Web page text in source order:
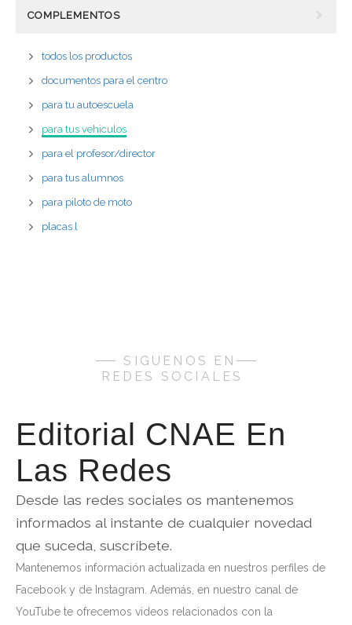
COMPLEMENTOS
todos los productos
documentos para el centro
para tu autoescuela
para tus vehiculos
para el profesor/director
para tus alumnos
para piloto de moto
placas l
SIGUENOS EN
REDES SOCIALES
Editorial CNAE En
Las Redes
Desde las redes sociales os mantenemos
informados al instante de cualquier novedad
que suceda, suscríbete.
Mantenemos información actualizada en nuestros perfiles de
Facebook y de Instagram. Además, en nuestro canal de
YouTube te ofrecemos videos relacionados con la